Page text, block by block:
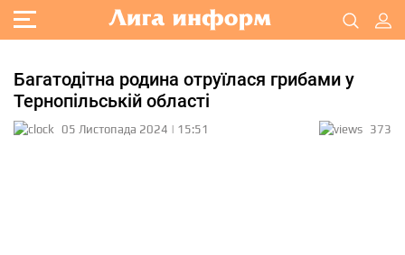
Багатодітна родина отруїлася грибами у
Тернопільській області
05 Листопада 2024 | 15:51 373